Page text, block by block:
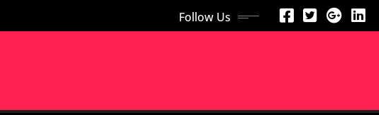
Follow Us